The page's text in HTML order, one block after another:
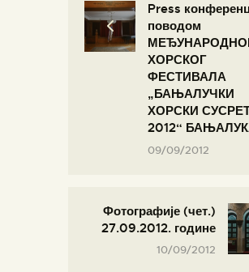
Press
поводом
ХОРСКОГ
ФЕСТИВАЛА
„БАЊАЛУЧКИ
ХОРСКИ
2012“
09/09/2012
Фотографије (чет.)
27.09.2012. године
10/09/2012